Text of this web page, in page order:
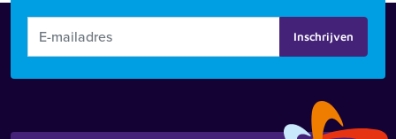
Inschrijven